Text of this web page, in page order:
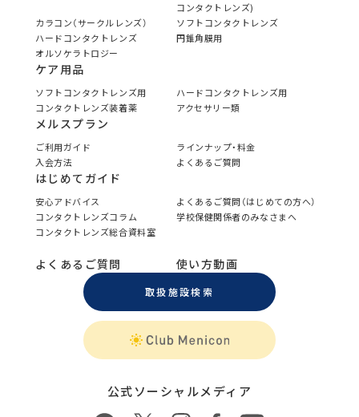
コンタクトレンズ)
カラコン（サークルレンズ）
ソフトコンタクトレンズ
ハードコンタクトレンズ
円錐角膜用
オルソケラトロジー
ケア用品
ソフトコンタクトレンズ用
ハードコンタクトレンズ用
コンタクトレンズ装着薬
アクセサリー類
メルスプラン
ご利用ガイド
ラインナップ・料金
入会方法
よくあるご質問
はじめてガイド
安心アドバイス
よくあるご質問（はじめての方へ）
コンタクトレンズコラム
学校保健関係者のみなさまへ
コンタクトレンズ総合資料室
よくあるご質問 使い方動画
取扱施設検索
公式ソーシャルメディア